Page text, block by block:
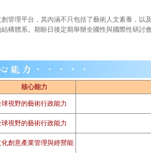
管理平台，其內涵不只包括了藝術人文素養，以
構體系。期盼日後定期舉辦全國性與國際性研討
核心能力
球視野的藝術行政能力
球視野的藝術行政能力
化創意產業管理與經營能